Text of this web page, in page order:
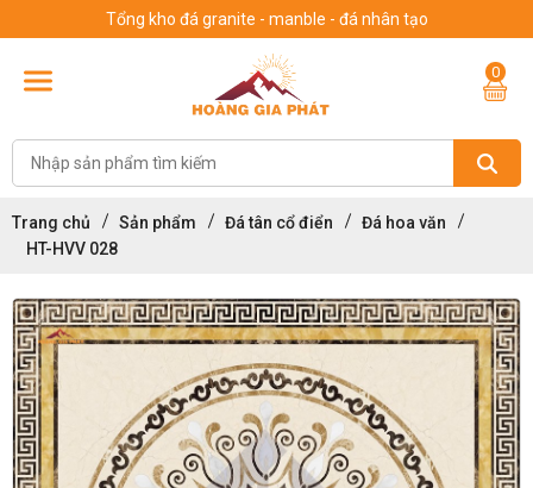
Tổng kho đá granite - manble - đá nhân tạo
0
Trang chủ Sản phẩm Đá tân cổ điển
Đá hoa văn
HT-HVV 028